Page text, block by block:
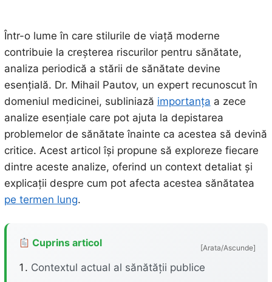
Într-o lume în care stilurile de viață moderne
contribuie la creșterea riscurilor pentru sănătate,
analiza periodică a stării de sănătate devine
esențială. Dr. Mihail Pautov, un expert recunoscut în
domeniul medicinei, subliniază importanța a zece
analize esențiale care pot ajuta la depistarea
problemelor de sănătate înainte ca acestea să devină
critice. Acest articol își propune să exploreze fiecare
dintre aceste analize, oferind un context detaliat și
explicații despre cum pot afecta acestea sănătatea
pe termen lung.
Cuprins articol [Arata/Ascunde]
Contextul actual al sănătății publice